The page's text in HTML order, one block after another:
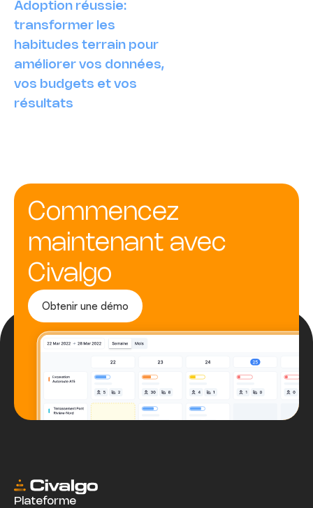
Adoption réussie:
transformer les
habitudes terrain pour
améliorer vos données,
vos budgets et vos
résultats
Commencez
maintenant avec
Civalgo
Obtenir une démo
Plateforme